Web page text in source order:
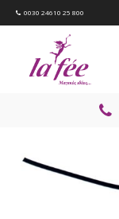
0030 24610 25 800